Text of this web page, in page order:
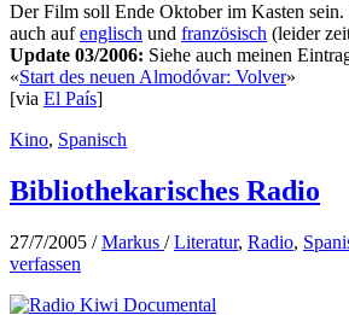
Der Film soll Ende Oktober im Kasten sein.
auch aufenglisch und französisch (leider
Update 03/2006: Siehe auch meinen
«Start des neuen Almodóvar: Volver»
[via El País]
Kino, Spanisch
Bibliothekarisches Radio
27/7/2005 /Markus /Literatur, Radio,
verfassen